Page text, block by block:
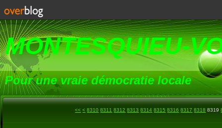
MONTESQUIEU-
Pour une vraie démocratie locale
<< < 8300
8310 8311 8312 8313 8314 8315 8316 8317 8318 8319